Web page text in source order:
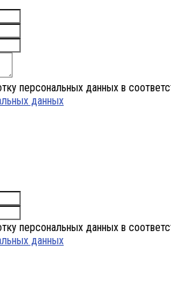
персональных данных в
данных
персональных данных в
данных